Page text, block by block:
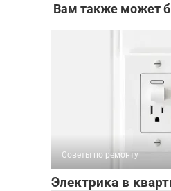
Вам также может
Советы по ремонту
Электрика в